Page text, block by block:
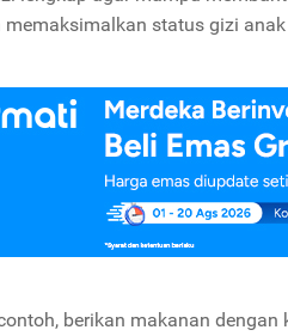
memaksimalkan status gizi
berikan makanan